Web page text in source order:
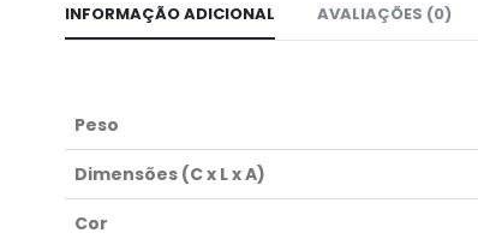
INFORMAÇÃO ADICIONAL AVALIAÇÕES (0)
Peso
Dimensões (C x L x A)
Cor